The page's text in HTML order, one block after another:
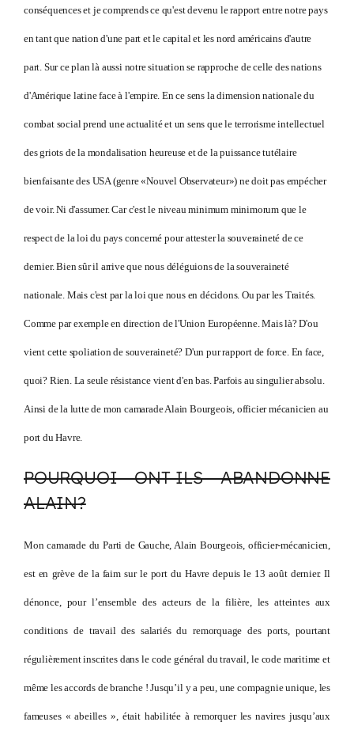
conséquences et je comprends ce qu'est devenu le rapport entre notre pays
en tant que nation d'une part et le capital et les nord américains d'autre
part. Sur ce plan là aussi notre situation se rapproche de celle des nations
d'Amérique latine face à l'empire. En ce sens la dimension nationale du
combat social prend une actualité et un sens que le terrorisme intellectuel
des griots de la mondalisation heureuse et de la puissance tutélaire
bienfaisante des USA (genre «Nouvel Observateur») ne doit pas empécher
de voir. Ni d'assumer. Car c'est le niveau minimum minimorum que le
respect de la loi du pays concerné pour attester la souveraineté de ce
dernier. Bien sûr il arrive que nous déléguions de la souveraineté
nationale. Mais c'est par la loi que nous en décidons. Ou par les Traités.
Comme par exemple en direction de l'Union Européenne. Mais là? D'ou
vient cette spoliation de souveraineté? D'un pur rapport de force. En face,
quoi? Rien. La seule résistance vient d'en bas. Parfois au singulier absolu.
Ainsi de la lutte de mon camarade Alain Bourgeois, officier mécanicien au
port du Havre.
POURQUOI ONT-ILS ABANDONNE
ALAIN?
Mon camarade du Parti de Gauche, Alain Bourgeois, officier-mécanicien,
est en grève de la faim sur le port du Havre depuis le 13 août dernier. Il
dénonce, pour l’ensemble des acteurs de la filière, les atteintes aux
conditions de travail des salariés du remorquage des ports, pourtant
régulièrement inscrites dans le code général du travail, le code maritime et
même les accords de branche ! Jusqu’il y a peu, une compagnie unique, les
fameuses « abeilles », était habilitée à remorquer les navires jusqu’aux